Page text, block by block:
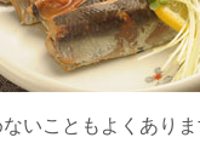
いこともよくあり